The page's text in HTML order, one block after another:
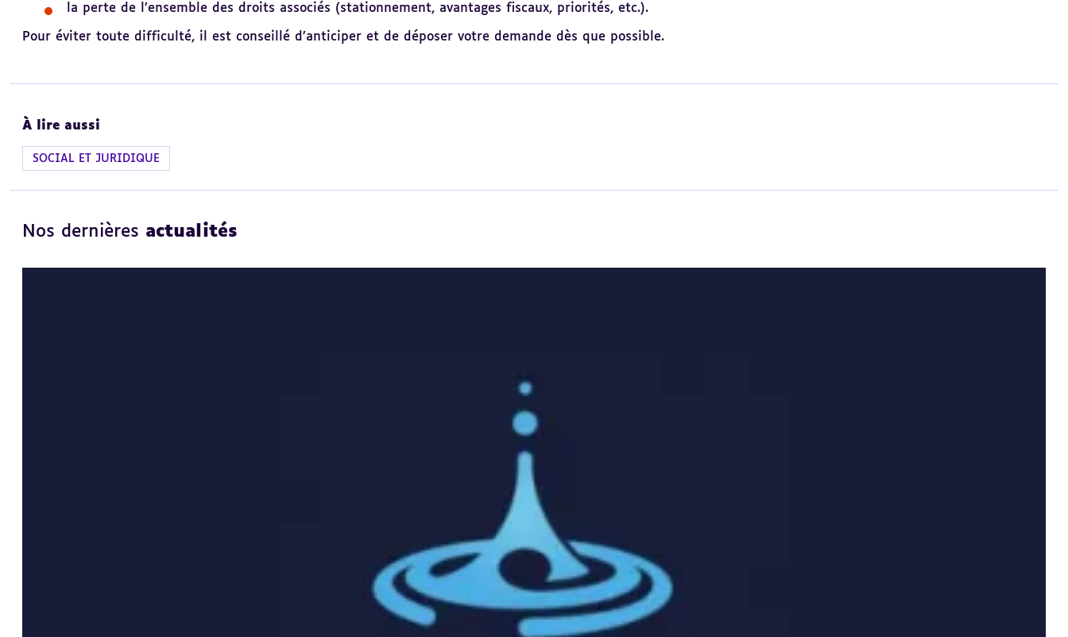
la perte de l’ensemble des droits associés (stationnement, avantages fiscaux, priorités, etc.).
Pour éviter toute difficulté, il est conseillé d’anticiper et de déposer votre demande dès que possible.
À lire aussi
SOCIAL ET JURIDIQUE
Nos dernières actualités